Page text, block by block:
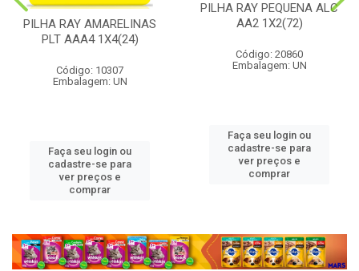
PILHA RAY AMARELINAS
PLT AAA4 1X4(24)
Código: 10307
Embalagem: UN
Faça seu login ou
cadastre-se para
ver preços e
comprar
PILHA RAY PEQUENA ALC
AA2 1X2(72)
Código: 20860
Embalagem: UN
Faça seu login ou
cadastre-se para
ver preços e
comprar